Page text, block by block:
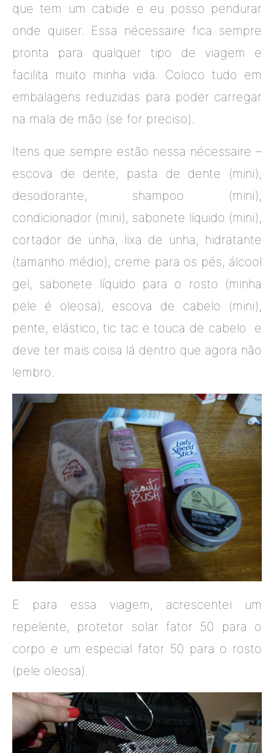
que tem um cabide e eu posso pendurar
onde quiser. Essa nécessaire fica sempre
pronta para qualquer tipo de viagem e
facilita muito minha vida. Coloco tudo em
embalagens reduzidas para poder carregar
na mala de mão (se for preciso).
Itens que sempre estão nessa nécessaire –
escova de dente, pasta de dente (mini),
desodorante, shampoo (mini),
condicionador (mini), sabonete líquido (mini),
cortador de unha, lixa de unha, hidratante
(tamanho médio), creme para os pés, álcool
gel, sabonete líquido para o rosto (minha
pele é oleosa), escova de cabelo (mini),
pente, elástico, tic tac e touca de cabelo e
deve ter mais coisa lá dentro que agora não
lembro.
E para essa viagem, acrescentei um
repelente, protetor solar fator 50 para o
corpo e um especial fator 50 para o rosto
(pele oleosa).